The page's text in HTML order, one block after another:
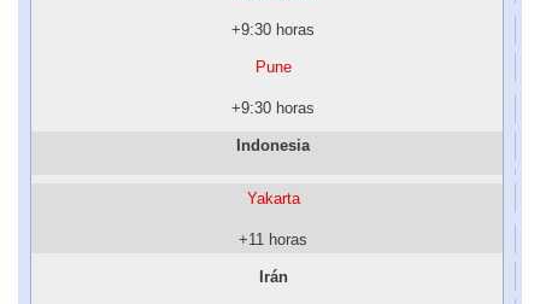
+9:30 horas
Pune
+9:30 horas
Indonesia
Yakarta
+11 horas
Irán